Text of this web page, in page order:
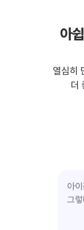
아
열심히
더
아
그